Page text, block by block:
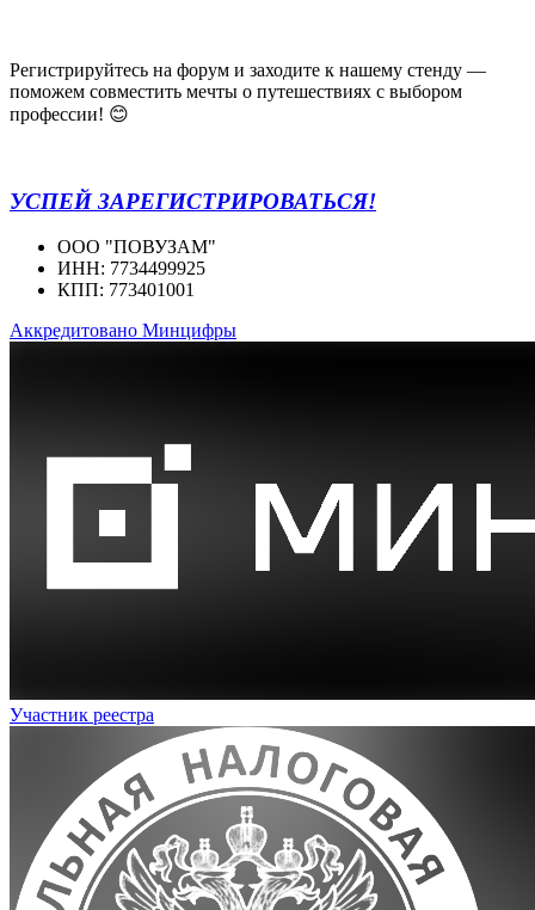
Регистрируйтесь на форум и заходите к нашему стенду —
поможем совместить мечты о путешествиях с выбором
профессии! 😊
УСПЕЙ ЗАРЕГИСТРИРОВАТЬСЯ!
ООО "ПОВУЗАМ"
ИНН: 7734499925
КПП: 773401001
Аккредитовано Минцифры
Участник реестра